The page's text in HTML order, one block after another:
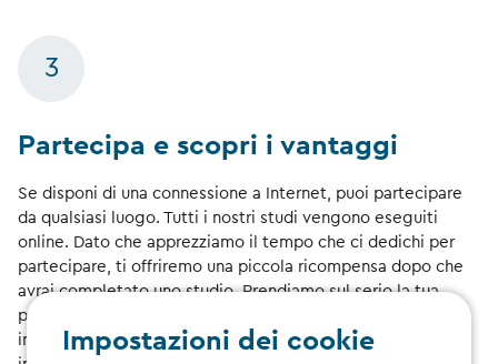
3
Partecipa e scopri i vantaggi
Se disponi di una connessione a Internet, puoi partecipare
da qualsiasi luogo. Tutti i nostri studi vengono eseguiti
online. Dato che apprezziamo il tempo che ci dedichi per
partecipare, ti offriremo una piccola ricompensa dopo che
avrai completato uno studio. Prendiamo sul serio la tua
privacy e trattiamo con la massima cura tutte le
informazioni personali che condividi con noi. Per ulteriori
Impostazioni dei cookie